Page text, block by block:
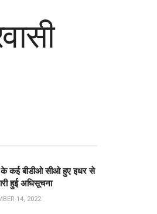
कई बीडीओ सीओ हुए इधर से
हुई अधिसूचना
14, 2022